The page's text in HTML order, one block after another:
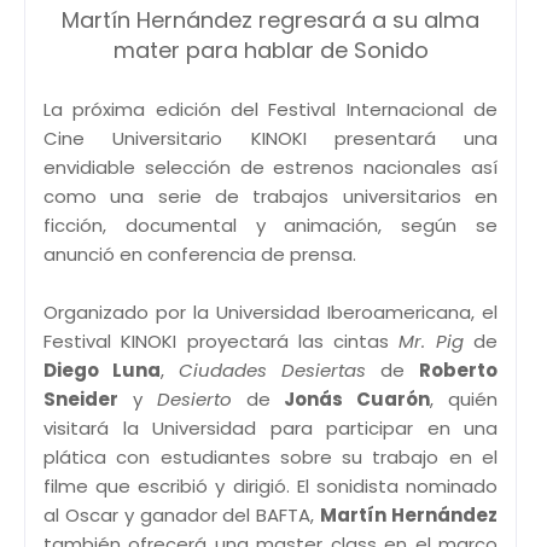
Martín Hernández regresará a su alma
mater para hablar de Sonido
La próxima edición del Festival Internacional de
Cine Universitario KINOKI presentará una
envidiable selección de estrenos nacionales así
como una serie de trabajos universitarios en
ficción, documental y animación, según se
anunció en conferencia de prensa.
Organizado por la Universidad Iberoamericana, el
Festival KINOKI proyectará las cintasMr. Pigde
Diego Luna, Ciudades Desiertas de Roberto
Sneider y Desierto de Jonás Cuarón, quién
visitará la Universidad para participar en una
plática con estudiantes sobre su trabajo en el
filme que escribió y dirigió. El sonidista nominado
al Oscar y ganador del BAFTA, Martín Hernández